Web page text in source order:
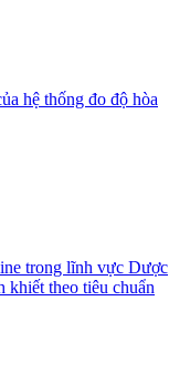
hệ thống đo độ hòa
trong lĩnh vực Dược
khiết theo tiêu chuẩn